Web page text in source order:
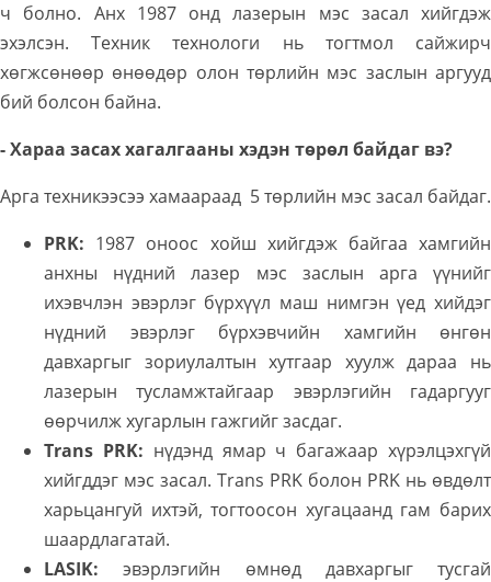
ч болно. Анх 1987 онд лазерын мэс засал хийгдэж
эхэлсэн. Техник технологи нь тогтмол сайжирч
хөгжсөнөөр өнөөдөр олон төрлийн мэс заслын аргууд
бий болсон байна.
- Хараа засах хагалгааны хэдэн төрөл байдаг вэ?
Арга техникээсээ хамаараад 5 төрлийн мэс засал байдаг.
PRK: 1987 оноос хойш хийгдэж байгаа хамгийн
анхны нүдний лазер мэс заслын арга үүнийг
ихэвчлэн эвэрлэг бүрхүүл маш нимгэн үед хийдэг
нүдний эвэрлэг бүрхэвчийн хамгийн өнгөн
давхаргыг зориулалтын хутгаар хуулж дараа нь
лазерын тусламжтайгаар эвэрлэгийн гадаргууг
өөрчилж хугарлын гажгийг засдаг.
Trans PRK: нүдэнд ямар ч багажаар хүрэлцэхгүй
хийгддэг мэс засал. Trans PRK болон PRK нь өвдөлт
харьцангуй ихтэй, тогтоосон хугацаанд гам барих
шаардлагатай.
LASIK: эвэрлэгийн өмнөд давхаргыг тусгай